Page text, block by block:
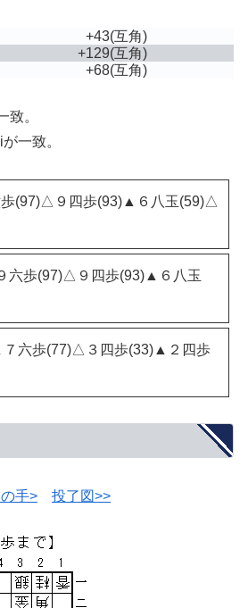
+43(互角)
+129(互角)
+68(互角)
。
一致。
(97)△９四歩(93)▲６八玉(59)△
六歩(97)△９四歩(93)▲６八玉
六歩(77)△３四歩(33)▲２四歩
手> 投了図>>